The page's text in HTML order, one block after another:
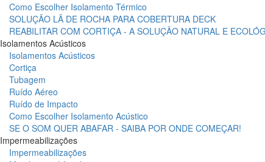
Como Escolher Isolamento Térmico
SOLUÇÃO LÃ DE ROCHA PARA COBERTURA DECK
REABILITAR COM CORTIÇA - A SOLUÇÃO NATURAL E
Isolamentos Acústicos
Isolamentos Acústicos
Cortiça
Tubagem
Ruído Aéreo
Ruído de Impacto
Como Escolher Isolamento Acústico
SE O SOM QUER ABAFAR - SAIBA POR ONDE COMEÇAR!
Impermeabilizações
Impermeabilizações